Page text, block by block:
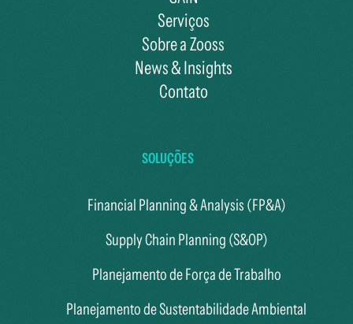
Serviços
Sobre a Zooss
News & Insights
Contato
SOLUÇÕES
Financial Planning & Analysis (FP&A)
Supply Chain Planning (S&OP)
Planejamento de Força de Trabalho
Planejamento de Sustentabilidade Ambiental